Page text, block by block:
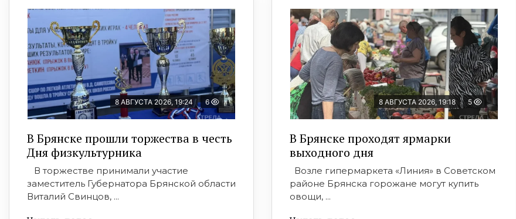
8 АВГУСТА 2026, 19:24 6
В Брянске прошли торжества в честь
Дня физкультурника
В торжестве принимали участие
заместитель Губернатора Брянской области
Виталий Свинцов, ...
8 АВГУСТА 2026, 19:18 5
В Брянске проходят ярмарки
выходного дня
Возле гипермаркета «Линия» в Советском
районе Брянска горожане могут купить
овощи, ...